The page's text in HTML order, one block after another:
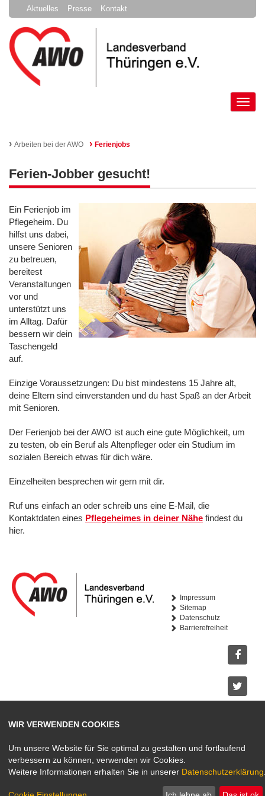
Aktuelles Presse Kontakt
› Arbeiten bei der AWO › Ferienjobs
Ferien-Jobber gesucht!
Ein Ferienjob im
Pflegeheim. Du
hilfst uns dabei,
unsere Senioren
zu betreuen,
bereitest
Veranstaltungen
vor und
unterstützt uns
im Alltag. Dafür
bessern wir dein
Taschengeld
auf.
Einzige Voraussetzungen: Du bist mindestens 15 Jahre alt,
deine Eltern sind einverstanden und du hast Spaß an der Arbeit
mit Senioren.
Der Ferienjob bei der AWO ist auch eine gute Möglichkeit, um
zu testen, ob ein Beruf als Altenpfleger oder ein Studium im
sozialen Bereich etwas für dich wäre.
Einzelheiten besprechen wir gern mit dir.
Ruf uns einfach an oder schreib uns eine E-Mail, die
Kontaktdaten eines Pflegeheimes in deiner Nähe findest du
hier.
Impressum
Sitemap
Datenschutz
Barrierefreiheit
Twitter
WIR VERWENDEN COOKIES
Um unsere Website für Sie optimal zu gestalten und fortlaufend
verbessern zu können, verwenden wir Cookies.
Weitere Informationen erhalten Sie in unserer Datenschutzerklärung